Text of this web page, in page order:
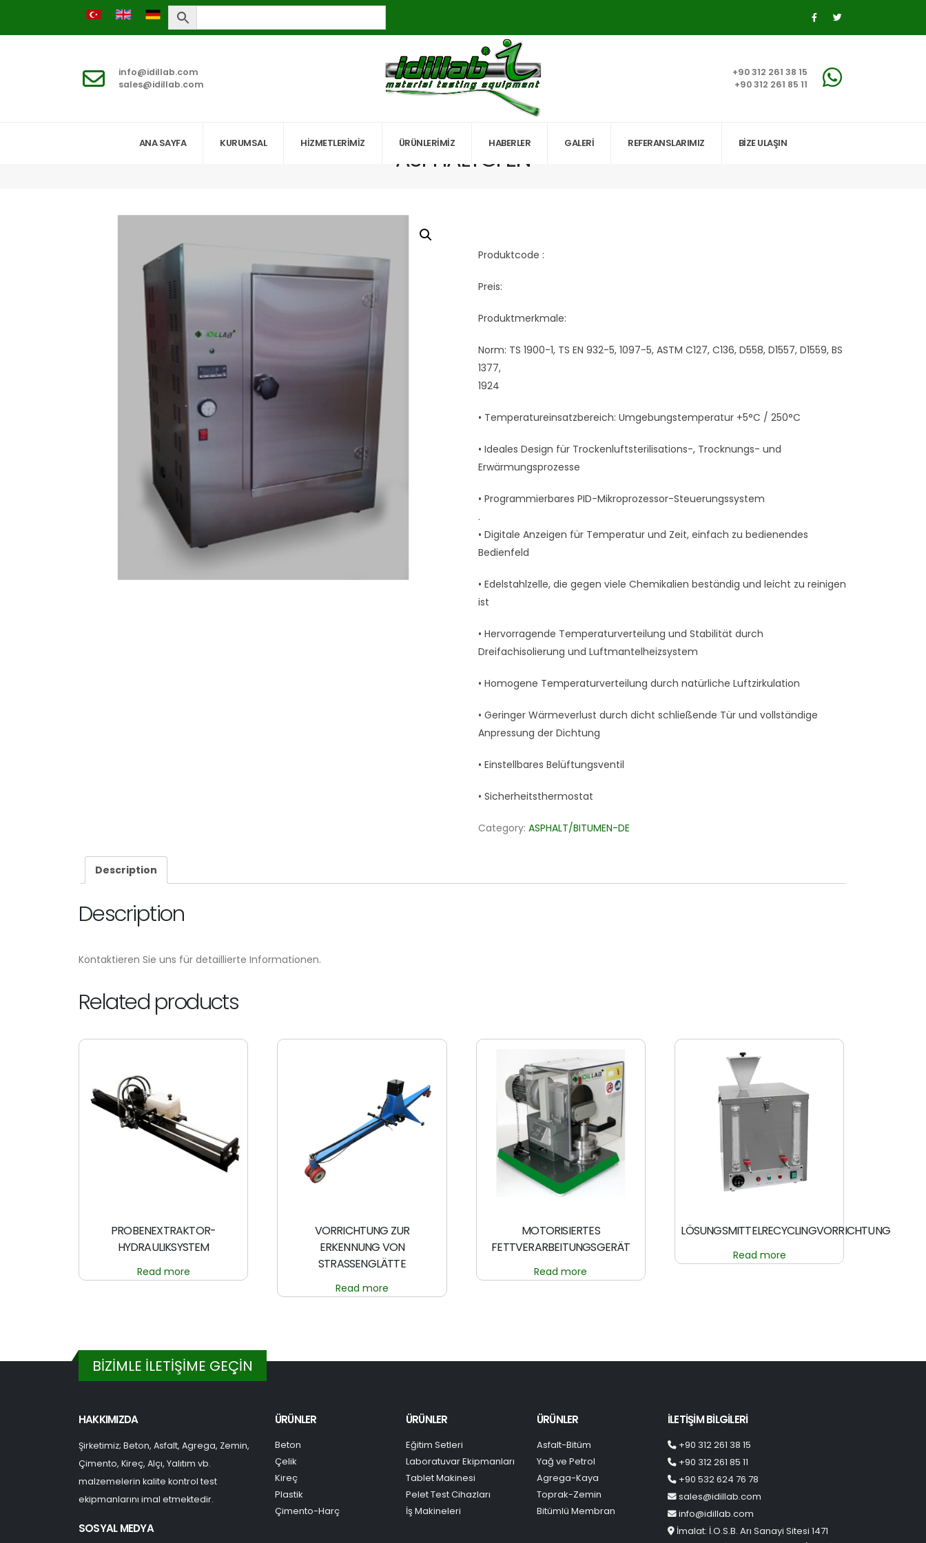
info@idillab.com
sales@idillab.com
+90 312 261 38 15
+90 312 261 85 11
ANA SAYFA KURUMSAL HİZMETLERİMİZ ÜRÜNLERİMİZ HABERLER GALERİ REFERANSLARIMIZ BİZE ULAŞIN
ASPHALTOFEN
ASPHALTOFEN
Produktcode :
Preis:
Produktmerkmale:
Norm: TS 1900-1, TS EN 932-5, 1097-5, ASTM C127, C136, D558, D1557, D1559, BS
1377,
1924
• Temperatureinsatzbereich: Umgebungstemperatur +5°C / 250°C
• Ideales Design für Trockenluftsterilisations-, Trocknungs- und
Erwärmungsprozesse
• Programmierbares PID-Mikroprozessor-Steuerungssystem
.
• Digitale Anzeigen für Temperatur und Zeit, einfach zu bedienendes
Bedienfeld
• Edelstahlzelle, die gegen viele Chemikalien beständig und leicht zu reinigen
ist
• Hervorragende Temperaturverteilung und Stabilität durch
Dreifachisolierung und Luftmantelheizsystem
• Homogene Temperaturverteilung durch natürliche Luftzirkulation
• Geringer Wärmeverlust durch dicht schließende Tür und vollständige
Anpressung der Dichtung
• Einstellbares Belüftungsventil
• Sicherheitsthermostat
Category:ASPHALT/BITUMEN-DE
Description
Description
Kontaktieren Sie uns für detaillierte Informationen.
Related products
PROBENEXTRAKTOR-
HYDRAULIKSYSTEM
Read more
VORRICHTUNG ZUR
ERKENNUNG VON
STRASSENGLÄTTE
Read more
MOTORISIERTES
FETTVERARBEITUNGSGERÄT
Read more
LÖSUNGSMITTELRECYCLINGVORRICHTUNG
Read more
BİZİMLE İLETİŞİME GEÇİN
HAKKIMIZDA
Şirketimiz; Beton, Asfalt, Agrega, Zemin,
Çimento, Kireç, Alçı, Yalıtım vb.
malzemelerin kalite kontrol test
ekipmanlarını imal etmektedir.
SOSYAL MEDYA
ÜRÜNLER
Beton
Çelik
Kireç
Plastik
Çimento-Harç
ÜRÜNLER
Eğitim Setleri
Laboratuvar Ekipmanları
Tablet Makinesi
Pelet Test Cihazları
İş Makineleri
ÜRÜNLER
Asfalt-Bitüm
Yağ ve Petrol
Agrega-Kaya
Toprak-Zemin
Bitümlü Membran
İLETİŞİM BİLGİLERİ
+90 312 261 38 15
+90 312 261 85 11
+90 532 624 76 78
sales@idillab.com
info@idillab.com
İmalat: İ.O.S.B. Arı Sanayi Sitesi 1471